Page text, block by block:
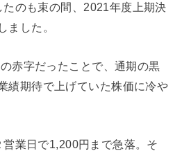
のも束の間、2021年度上期決
ました。
赤字だったことで、通期の黒
績期待で上げていた株価に冷や
業日で1,200円まで急落。そ